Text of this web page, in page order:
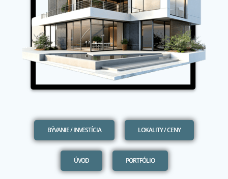
BÝVANIE / INVESTÍCIA LOKALITY / CENY
ÚVOD PORTFÓLIO